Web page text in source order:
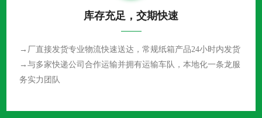
库存充足，交期快速
→厂直接发货专业物流快速送达，常规纸箱产品24小时内发货
→与多家快递公司合作运输并拥有运输车队，本地化一条龙服
务实力团队